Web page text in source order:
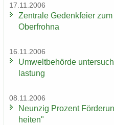
17.11.2006
Zen­tra­le Ge­denk­fei­er
Oberfrohna
16.11.2006
Um­welt­be­hör­de
las­tung
08.11.2006
Neun­zig Pro­zent
hei­ten"